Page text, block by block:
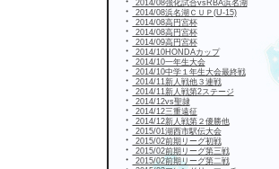
2014/08強化試合vsRBA浜名湖
・ 2014/08浜名湖ＣＵＰ(U-15)
・ 2014/08高円宮杯
・ 2014/08高円宮杯
・ 2014/09高円宮杯
・ 2014/10HONDAカップ
・ 2014/10一年生大会
・ 2014/10中学１年生大会最終戦
・ 2014/11新人戦他３連戦
・ 2014/11新人戦第2ステージ
・ 2014/12vs聖隷
・ 2014/12三重遠征
・ 2014/12新人戦第２優勝他
・ 2015/01湖西市駅伝大会
・ 2015/02前期リーグ初戦
・ 2015/02前期リーグ第三戦
・ 2015/02前期リーグ第二戦